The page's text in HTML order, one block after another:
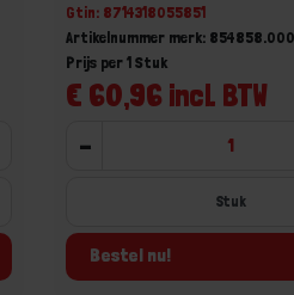
Gtin: 8714318055851
Artikelnummer merk:
€ 60,96 incl. BTW
Prijs per 1 Stuk
-
Stuk
Bestel nu!